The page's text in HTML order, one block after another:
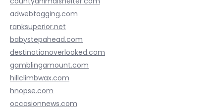
adwebtagging.com
ranksuperior.net
babystepahead.com
destinationoverlooked.com
gamblingamount.com
hillclimbwax.com
hnopse.com
occasionnews.com